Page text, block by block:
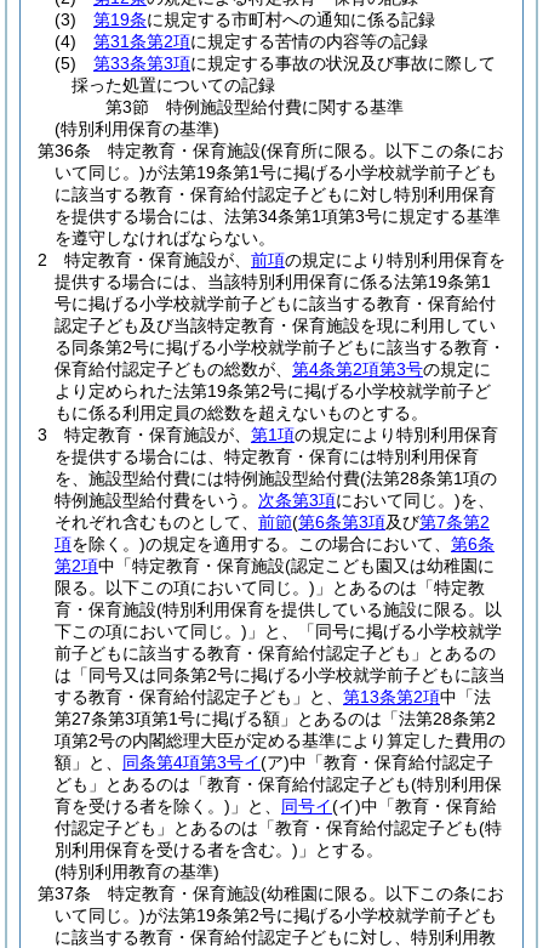
(3)
第19条に規定する市町村への通知に係る記録
(4)
第31条第2項に規定する苦情の内容等の記録
(5)
第33条第3項に規定する事故の状況及び事故に際して
採った処置についての記録
第3節
特例施設型給付費に関する基準
(特別利用保育の基準)
第36条
特定教育・保育施設(保育所に限る。以下この条にお
いて同じ。)が法第19条第1号に掲げる小学校就学前子ども
に該当する教育・保育給付認定子どもに対し特別利用保育
を提供する場合には、法第34条第1項第3号に規定する基準
を遵守しなければならない。
2
特定教育・保育施設が、 前項の規定により特別利用保育を
提供する場合には、当該特別利用保育に係る法第19条第1
号に掲げる小学校就学前子どもに該当する教育・保育給付
認定子ども及び当該特定教育・保育施設を現に利用してい
る同条第2号に掲げる小学校就学前子どもに該当する教育・
保育給付認定子どもの総数が、 第4条第2項第3号の規定に
より定められた法第19条第2号に掲げる小学校就学前子ど
もに係る利用定員の総数を超えないものとする。
3
特定教育・保育施設が、 第1項の規定により特別利用保育
を提供する場合には、特定教育・保育には特別利用保育
を、施設型給付費には特例施設型給付費(法第28条第1項の
特例施設型給付費をいう。 次条第3項において同じ。)を、
それぞれ含むものとして、 前節(第6条第3項及び第7条第2
項を除く。)の規定を適用する。 この場合において、 第6条
第2項中「特定教育・保育施設(認定こども園又は幼稚園に
限る。以下この項において同じ。) 」とあるのは「特定教
育・保育施設(特別利用保育を提供している施設に限る。以
下この項において同じ。) 」と、「同号に掲げる小学校就学
前子どもに該当する教育・保育給付認定子ども」とあるの
は「同号又は同条第2号に掲げる小学校就学前子どもに該当
する教育・保育給付認定子ども」と、 第13条第2項中「法
第27条第3項第1号に掲げる額」とあるのは「法第28条第2
項第2号の内閣総理大臣が定める基準により算定した費用の
額」と、 同条第4項第3号イ(ア)中「教育・保育給付認定子
ども」とあるのは「教育・保育給付認定子ども(特別利用保
育を受ける者を除く。) 」と、 同号イ(イ)中「教育・保育給
付認定子ども」とあるのは「教育・保育給付認定子ども(特
別利用保育を受ける者を含む。) 」とする。
(特別利用教育の基準)
第37条
特定教育・保育施設(幼稚園に限る。以下この条にお
いて同じ。)が法第19条第2号に掲げる小学校就学前子ども
に該当する教育・保育給付認定子どもに対し、特別利用教